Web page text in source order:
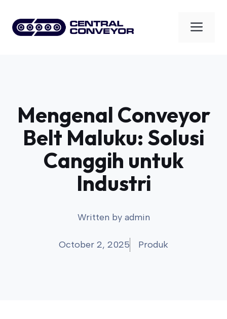
content
Mengenal Conveyor
Belt Maluku: Solusi
Canggih untuk
Industri
Written by admin
October 2, 2025 Produk